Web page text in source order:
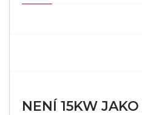
NENÍ 15KW JAKO